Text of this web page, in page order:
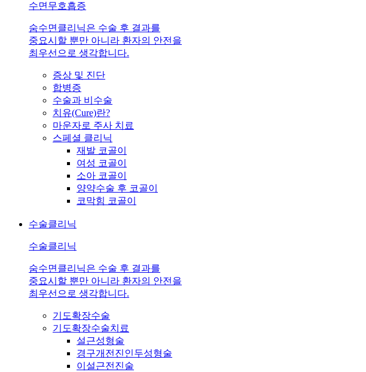
수면무호흡증
숨수면클리닉은 수술 후 결과를
중요시할 뿐만 아니라 환자의 안전을
최우선으로 생각합니다.
증상 및 진단
합병증
수술과 비수술
치유(Cure)란?
마운자로 주사 치료
스페셜 클리닉
재발 코골이
여성 코골이
소아 코골이
양약수술 후 코골이
코막힘 코골이
수술클리닉
수술클리닉
숨수면클리닉은 수술 후 결과를
중요시할 뿐만 아니라 환자의 안전을
최우선으로 생각합니다.
기도확장수술
기도확장수술치료
설근성형술
경구개전진인두성형술
이설근전진술